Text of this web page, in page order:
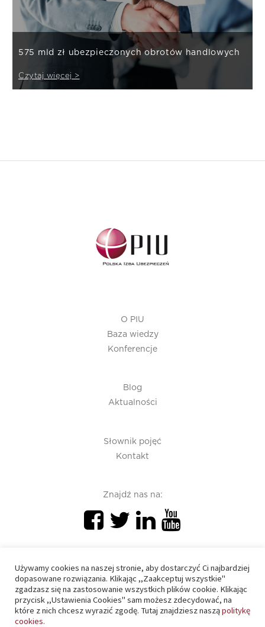
575 mld zł ubezpieczonych obrotów handlowych
Czytaj więcej >
O PIU
Baza wiedzy
Konferencje
Blog
Aktualności
Słownik pojęć
Kontakt
Znajdź nas na:
PIU 2020 © All right reserved
Używamy cookies na naszej stronie, aby dostarczyć Ci najbardziej
dopasowane rozwiązania. Klikając ,,Zaakceptuj wszystkie"
zgadzasz się na zastosowanie wszystkich plików cookie. Klikając
przycisk ,,Ustawienia Cookies" sam możesz zdecydować, na
które z nich chcesz wyrazić zgodę. Tutaj znajdziesz nasząpolitykę
cookies.